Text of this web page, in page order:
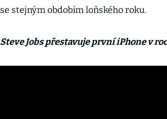
se stejným obdobím loňského roku.
Steve Jobs přestavuje první iPhone v